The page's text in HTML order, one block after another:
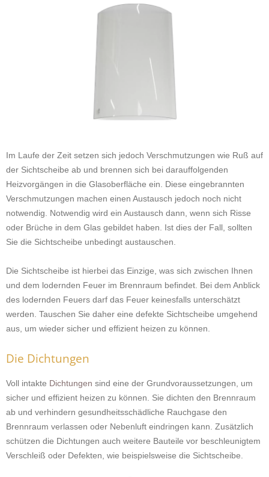
Im Laufe der Zeit setzen sich jedoch Verschmutzungen wie Ruß auf
der Sichtscheibe ab und brennen sich bei darauffolgenden
Heizvorgängen in die Glasoberfläche ein. Diese eingebrannten
Verschmutzungen machen einen Austausch jedoch noch nicht
notwendig. Notwendig wird ein Austausch dann, wenn sich Risse
oder Brüche in dem Glas gebildet haben. Ist dies der Fall, sollten
Sie die Sichtscheibe unbedingt austauschen.
Die Sichtscheibe ist hierbei das Einzige, was sich zwischen Ihnen
und dem lodernden Feuer im Brennraum befindet. Bei dem Anblick
des lodernden Feuers darf das Feuer keinesfalls unterschätzt
werden. Tauschen Sie daher eine defekte Sichtscheibe umgehend
aus, um wieder sicher und effizient heizen zu können.
Die Dichtungen
Voll intakte Dichtungen sind eine der Grundvoraussetzungen, um
sicher und effizient heizen zu können. Sie dichten den Brennraum
ab und verhindern gesundheitsschädliche Rauchgase den
Brennraum verlassen oder Nebenluft eindringen kann. Zusätzlich
schützen die Dichtungen auch weitere Bauteile vor beschleunigtem
Verschleiß oder Defekten, wie beispielsweise die Sichtscheibe.